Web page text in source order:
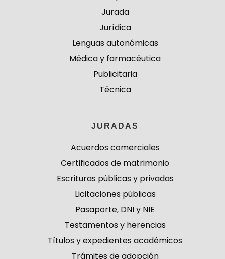
Jurada
Jurídica
Lenguas autonómicas
Médica y farmacéutica
Publicitaria
Técnica
JURADAS
Acuerdos comerciales
Certificados de matrimonio
Escrituras públicas y privadas
Licitaciones públicas
Pasaporte, DNI y NIE
Testamentos y herencias
Títulos y expedientes académicos
Trámites de adopción